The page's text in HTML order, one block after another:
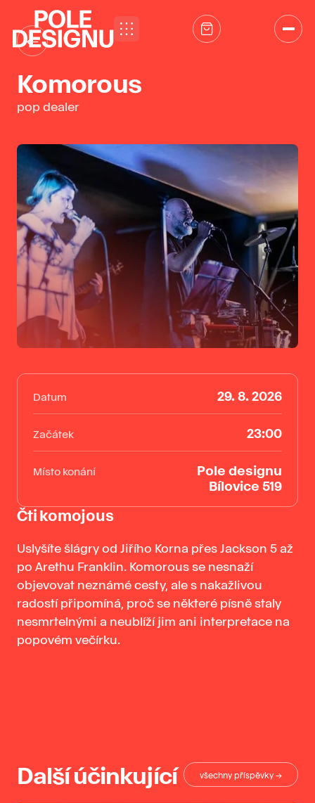
←
Komorous
pop dealer
Datum 29. 8. 2026
Začátek 23:00
Místo konání
Pole designu
Bílovice 519
Čti komojous
Uslyšíte šlágry od Jiřího Korna přes Jackson 5 až
po Arethu Franklin. Komorous se nesnaží
objevovat neznámé cesty, ale s nakažlivou
radostí připomíná, proč se některé písně staly
nesmrtelnými a neublíží jim ani interpretace na
popovém večírku.
Další účinkující všechny příspěvky →